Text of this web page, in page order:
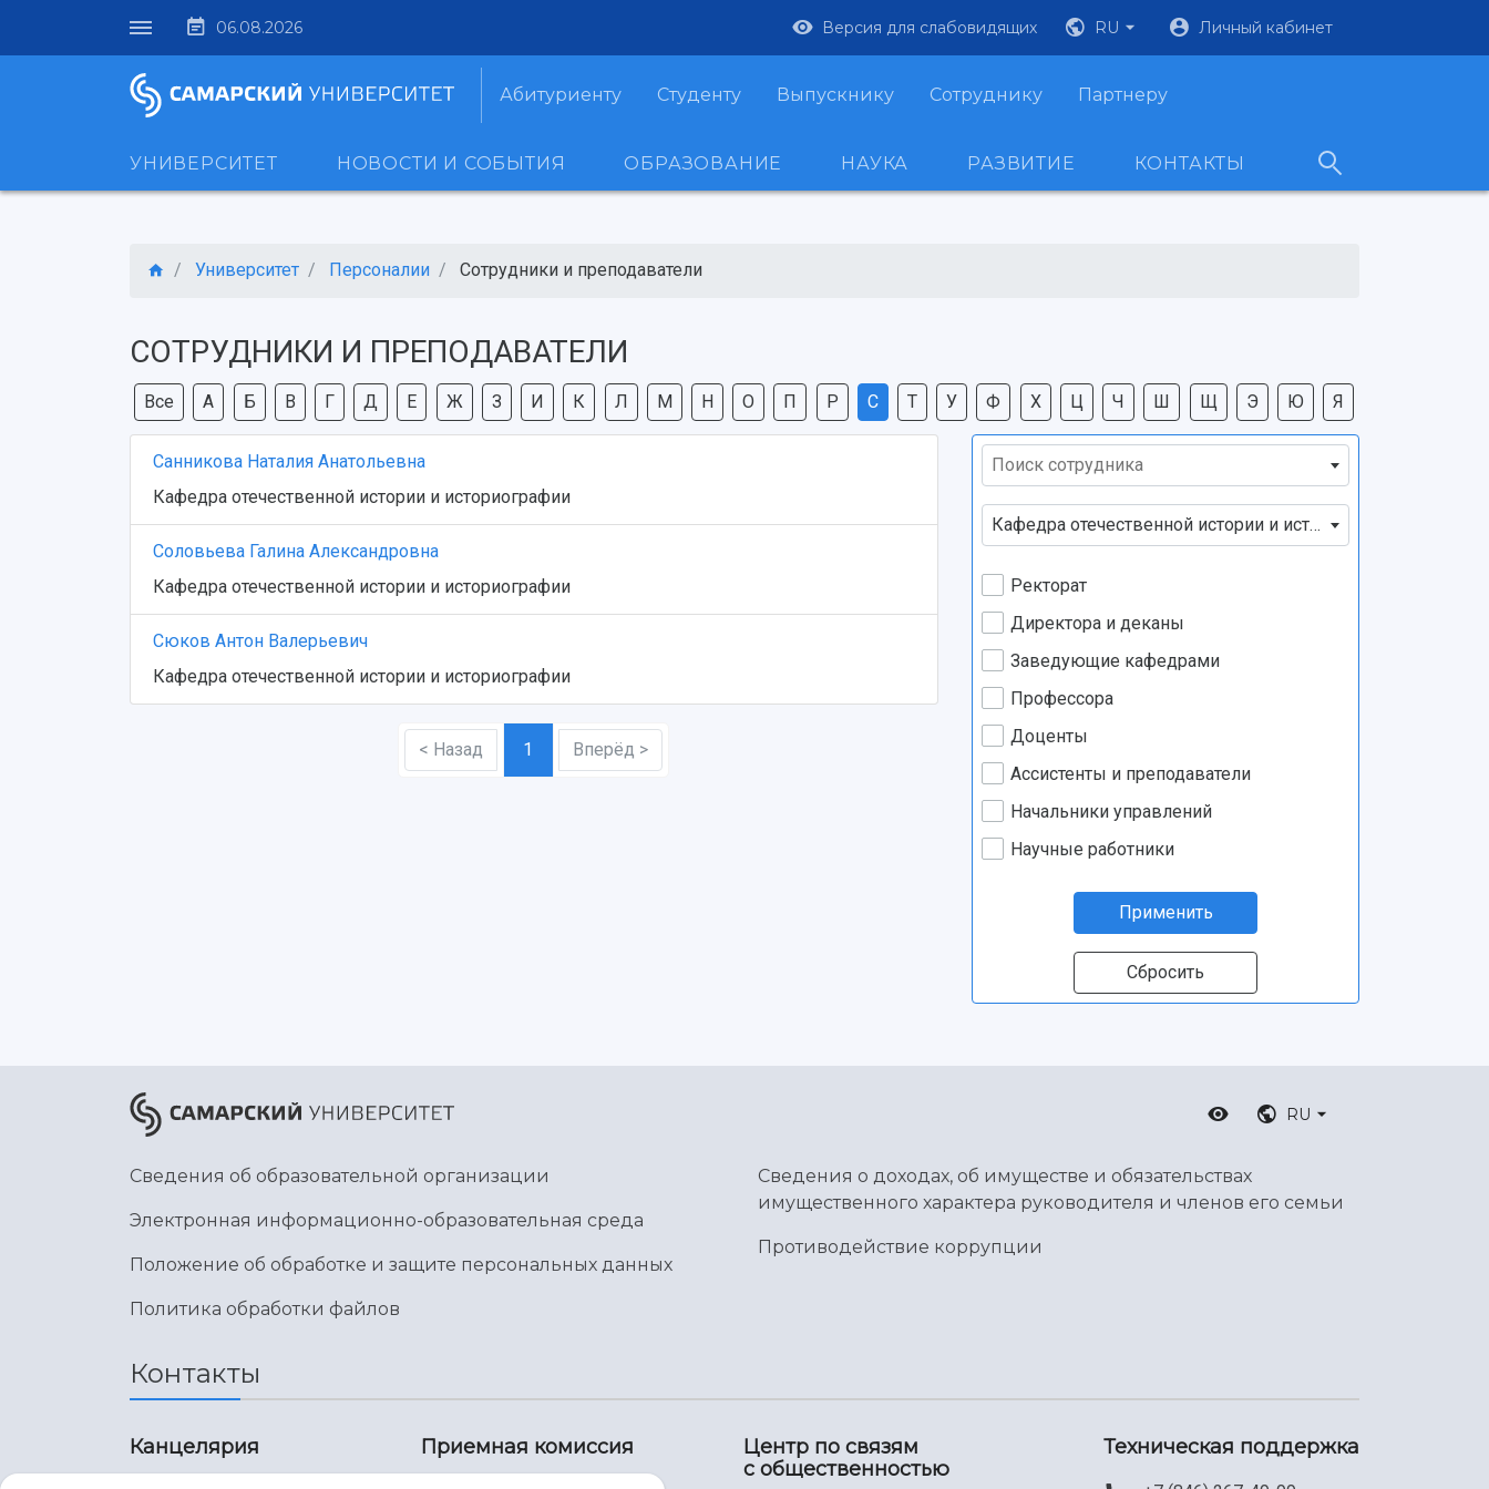
06.08.2026 Версия для слабовидящих RU Личный кабинет
Абитуриенту Студенту Выпускнику Сотруднику Партнеру
УНИВЕРСИТЕТ НОВОСТИ И СОБЫТИЯ ОБРАЗОВАНИЕ НАУКА РАЗВИТИЕ КОНТАКТЫ
Университет Персоналии Сотрудники и преподаватели
СОТРУДНИКИ И ПРЕПОДАВАТЕЛИ
Все А Б В Г Д Е Ж З И К Л М Н О П Р С Т У Ф Х Ц Ч Ш Щ Э Ю Я
Санникова Наталия Анатольевна
Кафедра отечественной истории и историографии
Соловьева Галина Александровна
Кафедра отечественной истории и историографии
Сюков Антон Валерьевич
Кафедра отечественной истории и историографии
< Назад 1 Вперёд >
Поиск сотрудника
Кафедра отечественной истории и историографии
Ректорат
Директора и деканы
Заведующие кафедрами
Профессора
Доценты
Ассистенты и преподаватели
Начальники управлений
Научные работники
Применить
Сбросить
RU
Сведения об образовательной организации
Электронная информационно-образовательная среда
Положение об обработке и защите персональных данных
Политика обработки файлов
Сведения о доходах, об имуществе и обязательствах
имущественного характера руководителя и членов его семьи
Противодействие коррупции
Контакты
Канцелярия Приемная комиссия
Центр по связям
с общественностью
Техническая поддержка